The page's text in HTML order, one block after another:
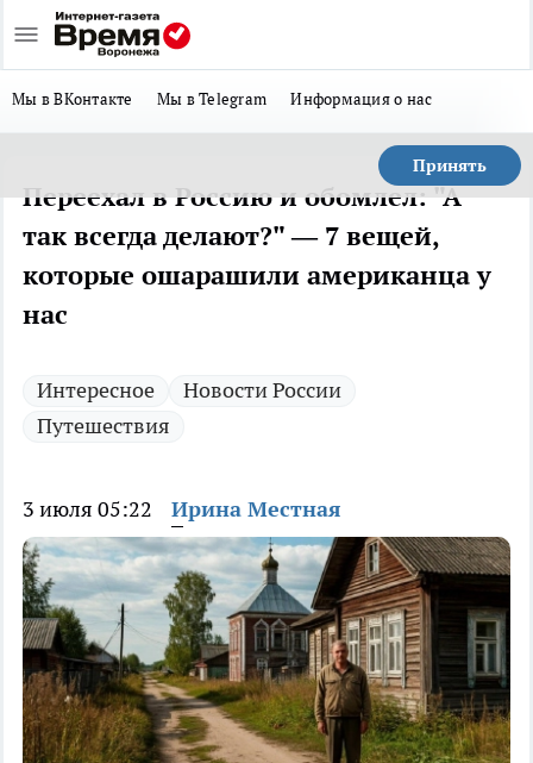
Мы в ВКонтакте Мы в Telegram Информация о нас
Принять
Переехал в Россию и обомлел: "А
так всегда делают?" — 7 вещей,
которые ошарашили американца у
нас
Интересное
Новости России
Путешествия
3 июля 05:22 Ирина Местная